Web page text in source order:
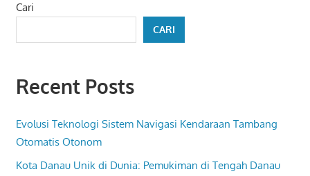
Cari
CARI
Recent Posts
Evolusi Teknologi Sistem Navigasi Kendaraan Tambang
Otomatis Otonom
Kota Danau Unik di Dunia: Pemukiman di Tengah Danau